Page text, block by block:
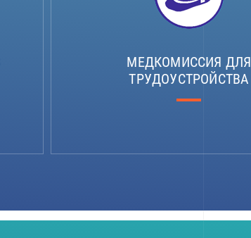
МЕДКОМИССИЯ ДЛЯ
ТРУДОУСТРОЙСТВА